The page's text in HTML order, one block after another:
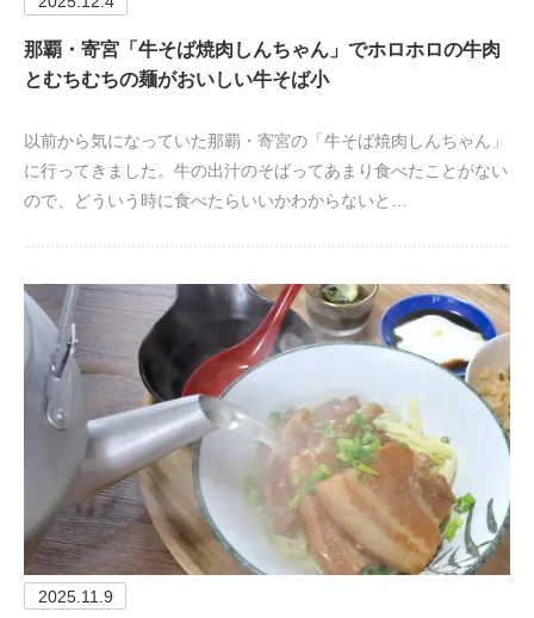
那覇・寄宮「牛そば焼肉しんちゃん」でホロホロの牛肉
とむちむちの麺がおいしい牛そば小
以前から気になっていた那覇・寄宮の「牛そば焼肉しんちゃん」
に行ってきました。牛の出汁のそばってあまり食べたことがない
ので、どういう時に食べたらいいかわからないと…
2025.11.9